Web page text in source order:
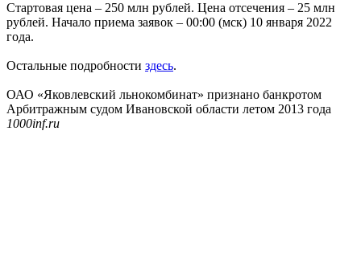
Стартовая цена – 250 млн рублей. Цена отсечения – 25 млн
рублей. Начало приема заявок – 00:00 (мск) 10 января 2022
года.
Остальные подробности здесь.
ОАО «Яковлевский льнокомбинат» признано банкротом
Арбитражным судом Ивановской области летом 2013 года
1000inf.ru